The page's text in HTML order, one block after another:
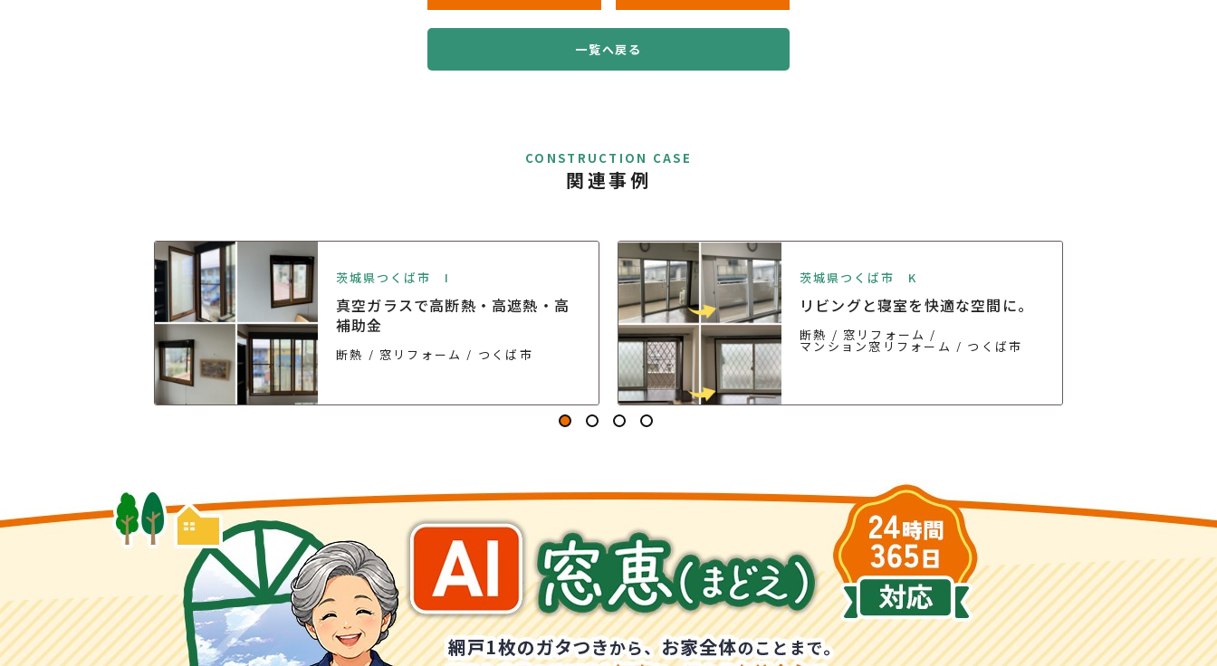
一覧へ戻る
CONSTRUCTION CASE
関連事例
茨城県つくば市 I
真空ガラスで高断熱・高遮熱・高
補助金
断熱 窓リフォーム つくば市
茨城県つくば市 K
リビングと寝室を快適な空間に。
断熱 窓リフォーム
マンション窓リフォーム つくば市